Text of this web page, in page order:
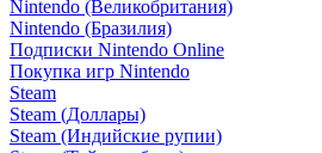
Nintendo (Великобритания)
Nintendo (Бразилия)
Подписки Nintendo Online
Покупка игр Nintendo
Steam
Steam (Доллары)
Steam (Индийские рупии)